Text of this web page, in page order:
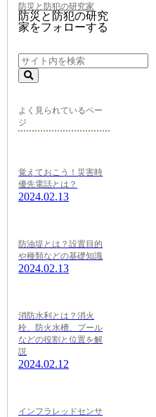
防災と防犯の研究家
防災と防犯の研究
家をフォローする
よく見られているペー
ジ
覚えておこう！災害時
優先電話とは？
2024.02.13
防油堤とは？設置目的
や種類などの基礎知識
2024.02.13
消防水利とは？消火
栓、防火水槽、プール
などの役割と位置を解
説
2024.02.12
インフラレッドセンサ